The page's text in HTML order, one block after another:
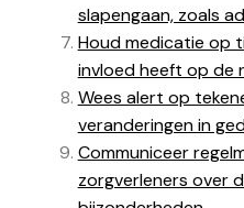
slapengaan, zoals
Houd medicatie op
invloed heeft op de
Wees alert op
veranderingen in
Communiceer
zorgverleners over